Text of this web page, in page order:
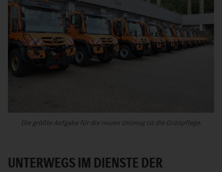
Die größte Aufgabe für die neuen Unimog ist die Grünpflege.
UNTERWEGS IM DIENSTE DER